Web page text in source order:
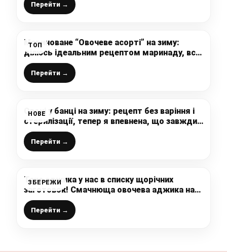
Перейти →
ТОП
Мариноване “Овочеве асорті” на зиму:
ділюсь ідеальним рецептом маринаду, всі
овочі ціленькі, а розсіл випиваємо без
залишку
Перейти →
НОВЕ
Овочі у банці на зиму: рецепт без варіння і
стерилізації, тепер я впевнена, що завжди
маю чим заправити страви. Універсальна
сира заправка
Перейти →
ЗБЕРЕЖИ
Така аджика у нас в списку щорічних
заготовок! Смачнюща овочева аджика на
зиму – цей рецепт повинен бути у кожного!
Перейти →